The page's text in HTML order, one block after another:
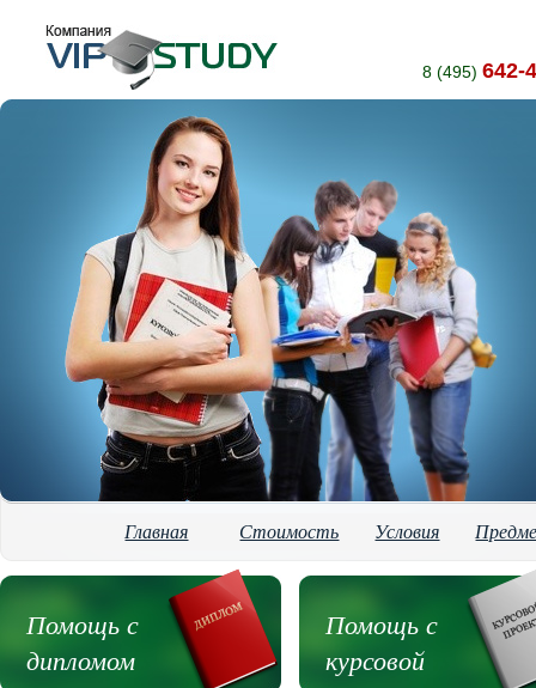
8 (495) 642-
Главная Стоимость Условия
Помощь с
дипломом
Помощь с
курсовой